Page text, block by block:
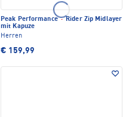
Peak Performance·Rider Zip Midlayer
mit Kapuze
Herren
€ 159,99